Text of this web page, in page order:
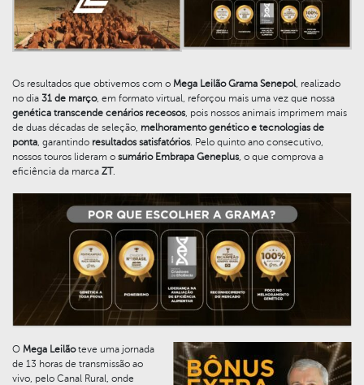
Os resultados que obtivemos com o Mega Leilão Grama Senepol, realizado
no dia 31 de março, em formato virtual, reforçou mais uma vez que nossa
genética transcende cenários receosos, pois nossos animais imprimem mais
de duas décadas de seleção, melhoramento genético e tecnologias de
ponta, garantindo resultados satisfatórios. Pelo quinto ano consecutivo,
nossos touros lideram o sumário Embrapa Geneplus, o que comprova a
eficiência da marca ZT.
O Mega Leilãoteve uma jornada
de 13 horas de transmissão ao
vivo, pelo Canal Rural, onde